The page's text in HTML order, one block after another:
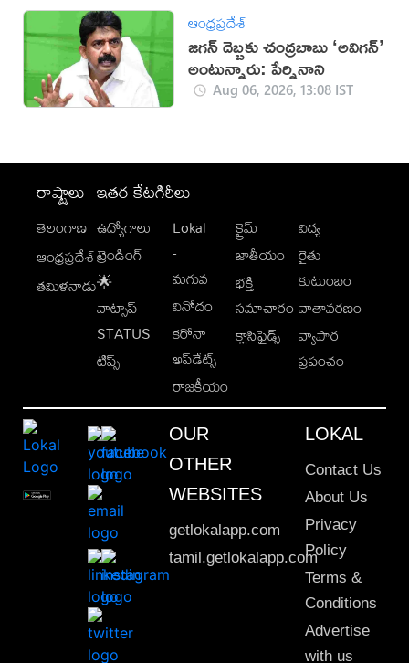
ఆంధ్రప్రదేశ్
జగన్ దెబ్బకు చంద్రబాబు ‘అవిగన్’
అంటున్నారు: పేర్నినాని
Aug 06, 2026, 13:08 IST
రాష్ట్రాలు
తెలంగాణ
ఆంధ్రప్రదేశ్
తమిళనాడు
ఇతర కేటగిరీలు
ఉద్యోగాలు
ట్రెండింగ్
🌟
వాట్సాప్
STATUS
టిప్స్
Lokal
-
మగువ
వినోదం
కరోనా
అప్‌డేట్స్
రాజకీయం
క్రైమ్
జాతీయం
భక్తి
సమాచారం
క్లాసిఫైడ్స్
విద్య
రైతు
కుటుంబం
వాతావరణం
వ్యాపార
ప్రపంచం
OUR
OTHER
WEBSITES
getlokalapp.com
tamil.getlokalapp.com
LOKAL
Contact Us
About Us
Privacy
Policy
Terms &
Conditions
Advertise
with us